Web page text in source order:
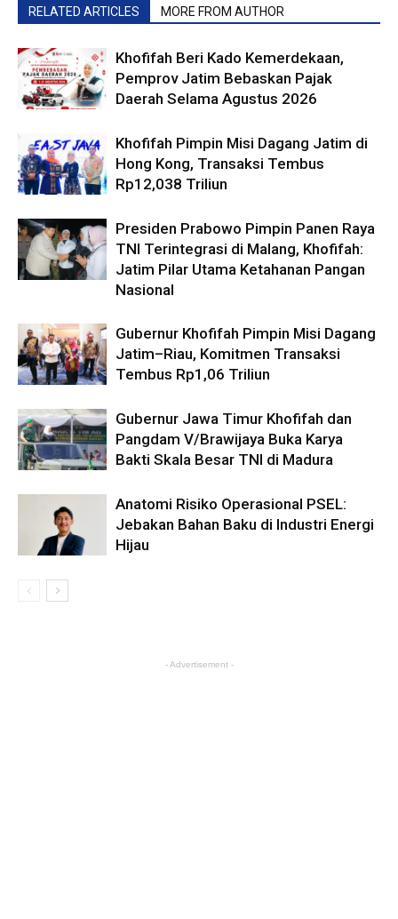
RELATED ARTICLES MORE FROM AUTHOR
Khofifah Beri Kado Kemerdekaan,
Pemprov Jatim Bebaskan Pajak
Daerah Selama Agustus 2026
Khofifah Pimpin Misi Dagang Jatim di
Hong Kong, Transaksi Tembus
Rp12,038 Triliun
Presiden Prabowo Pimpin Panen Raya
TNI Terintegrasi di Malang, Khofifah:
Jatim Pilar Utama Ketahanan Pangan
Nasional
Gubernur Khofifah Pimpin Misi Dagang
Jatim–Riau, Komitmen Transaksi
Tembus Rp1,06 Triliun
Gubernur Jawa Timur Khofifah dan
Pangdam V/Brawijaya Buka Karya
Bakti Skala Besar TNI di Madura
Anatomi Risiko Operasional PSEL:
Jebakan Bahan Baku di Industri Energi
Hijau
- Advertisement -